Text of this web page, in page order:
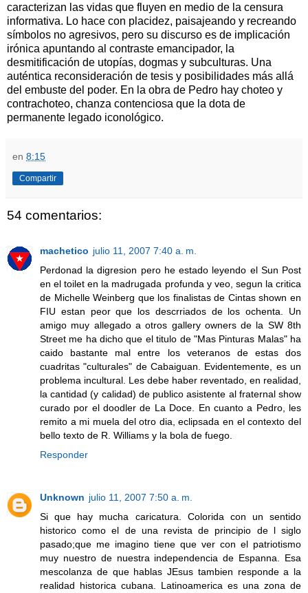
caracterizan las vidas que fluyen en medio de la censura
informativa. Lo hace con placidez, paisajeando y recreando
símbolos no agresivos, pero su discurso es de implicación
irónica apuntando al contraste emancipador, la
desmitificación de utopías, dogmas y subculturas. Una
auténtica reconsideración de tesis y posibilidades más allá
del embuste del poder. En la obra de Pedro hay choteo y
contrachoteo, chanza contenciosa que la dota de
permanente legado iconológico.
en 8:15
Compartir
54 comentarios:
machetico julio 11, 2007 7:40 a. m.
Perdonad la digresion pero he estado leyendo el Sun Post
en el toilet en la madrugada profunda y veo, segun la critica
de Michelle Weinberg que los finalistas de Cintas shown en
FIU estan peor que los descrriados de los ochenta. Un
amigo muy allegado a otros gallery owners de la SW 8th
Street me ha dicho que el titulo de "Mas Pinturas Malas" ha
caido bastante mal entre los veteranos de estas dos
cuadritas "culturales" de Cabaiguan. Evidentemente, es un
problema incultural. Les debe haber reventado, en realidad,
la cantidad (y calidad) de publico asistente al fraternal show
curado por el doodler de La Doce. En cuanto a Pedro, les
remito a mi muela del otro dia, eclipsada en el contexto del
bello texto de R. Williams y la bola de fuego.
Responder
Unknown julio 11, 2007 7:50 a. m.
Si que hay mucha caricatura. Colorida con un sentido
historico como el de una revista de principio de l siglo
pasado;que me imagino tiene que ver con el patriotismo
muy nuestro de nuestra independencia de Espanna. Esa
mescolanza de que hablas JEsus tambien responde a la
realidad historica cubana. Latinoamerica es una zona de